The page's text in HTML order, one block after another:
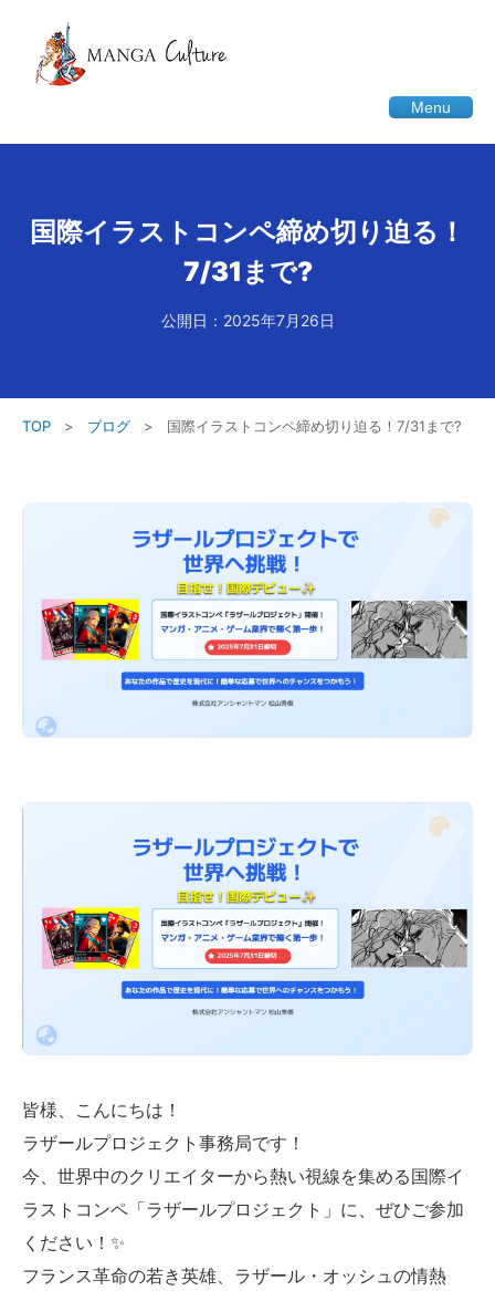
Menu
国際イラストコンペ締め切り迫る！
7/31まで?
公開日：2025年7月26日
TOP > ブログ > 国際イラストコンペ締め切り迫る！7/31まで?
皆様、こんにちは！
ラザールプロジェクト事務局です！
今、世界中のクリエイターから熱い視線を集める国際イ
ラストコンペ「ラザールプロジェクト」に、ぜひご参加
ください！✨
フランス革命の若き英雄、ラザール・オッシュの情熱